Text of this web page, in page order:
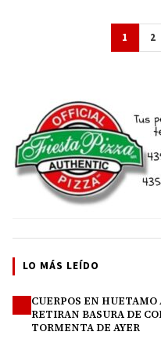
1 2
LO MÁS LEÍDO
CUERPOS EN
RETIRAN BASURA DE
TORMENTA DE AYER